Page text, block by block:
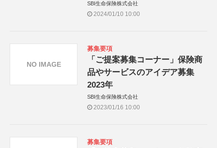
SBI生命保険株式会社
2024/01/10 10:00
募集要項
「ご提案募集コーナー」保険商
品やサービスのアイデア募集
2023年
SBI生命保険株式会社
2023/01/16 10:00
NO IMAGE
募集要項